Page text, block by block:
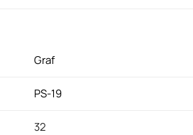
Graf
PS-19
32